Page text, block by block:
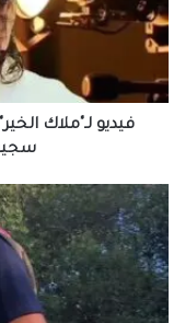
تفاعلًا
واسعًا
بعد
تناوله
قضية
سجين
مهما
فيديو لـ"ملاك
محمد
عبدالمنعم
مديرا
فنيا
لرياضة
القدرة